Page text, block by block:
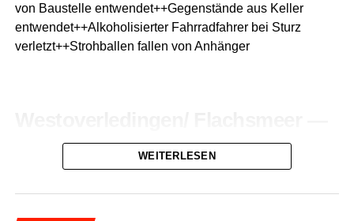
von Bau­stel­le entwendet++Gegenstände aus Kel­ler
entwendet++Alkoholisierter Fahr­rad­fah­rer bei Sturz
verletzt++Strohballen fal­len von Anhänger
Raub zum Nach­teil eines
Jugendlichen
WEITERLESEN